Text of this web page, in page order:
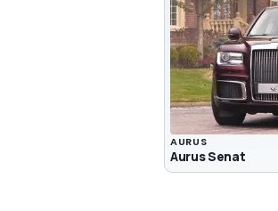
AURUS
Aurus Senat